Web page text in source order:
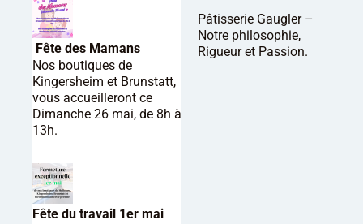
Fête des Mamans
Nos boutiques de
Kingersheim et Brunstatt,
vous accueilleront ce
Dimanche 26 mai, de 8h à
13h.
Fête du travail 1er mai
Pâtisserie Gaugler –
Notre philosophie,
Rigueur et Passion.